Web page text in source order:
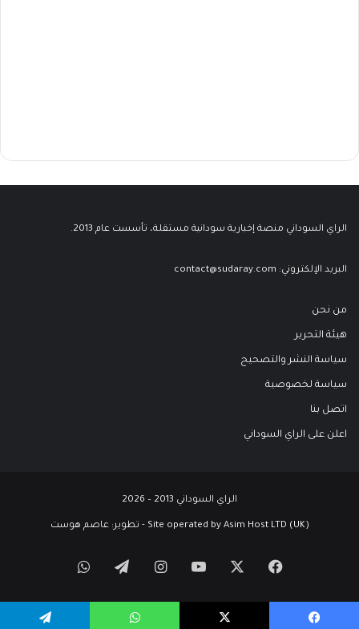
الراي السوداني منصة إخبارية سودانية مستقلة، تأسست عام 2013.
البريد الإلكتروني: contact@sudaray.com
من نحن
هيئة التحرير
سياسة النشر والتصحيح
سياسة لخصوصية
اتصل بنا
اعلن على الراي السوداني
الراي السوداني 2013 – 2026
Site operated by Asim Host LTD (UK) - تطوير: عاصم هوست
فيسبوك ‫YouTubeانستقرامتيلقرامواتساب